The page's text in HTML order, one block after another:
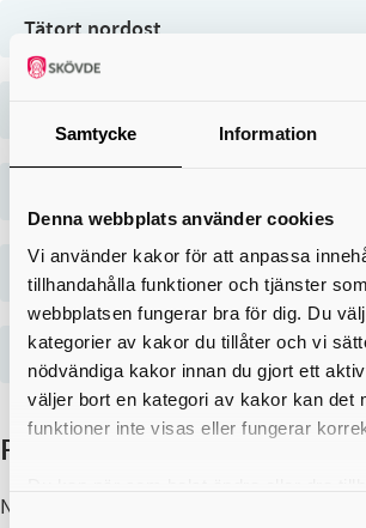
Samtycke Information
Denna webbplats använder cookies
Vi använder kakor för att anpassa
tillhandahålla funktioner och tjänster
webbplatsen fungerar bra för dig. Du
kategorier av kakor du tillåter och vi
nödvändiga kakor innan du gjort ett
väljer bort en kategori av kakor kan det
funktioner inte visas eller fungerar
Tätort nordost
Tätort sydväst
Utförare i Värsås
Presentation av utförare
Nedan presenteras alla utförare.